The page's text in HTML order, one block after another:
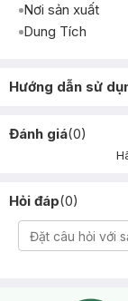
Nơi sản xuất
Dung Tích
Hướng dẫn sử
Đánh giá(0)
Hỏi đáp(0)